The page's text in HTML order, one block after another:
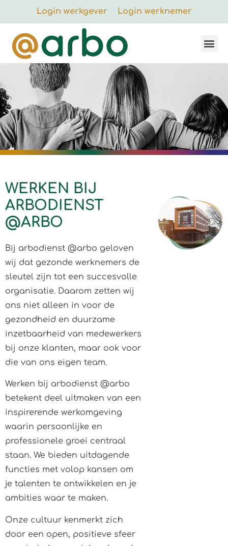
Login werkgever Login werknemer
WERKEN BIJ
ARBODIENST
@ARBO
Bij arbodienst @arbo geloven
wij dat gezonde werknemers de
sleutel zijn tot een succesvolle
organisatie. Daarom zetten wij
ons niet alleen in voor de
gezondheid en duurzame
inzetbaarheid van medewerkers
bij onze klanten, maar ook voor
die van ons eigen team.
Werken bij arbodienst @arbo
betekent deel uitmaken van een
inspirerende werkomgeving
waarin persoonlijke en
professionele groei centraal
staan. We bieden uitdagende
functies met volop kansen om
je talenten te ontwikkelen en je
ambities waar te maken.
Onze cultuur kenmerkt zich
door een open, positieve sfeer